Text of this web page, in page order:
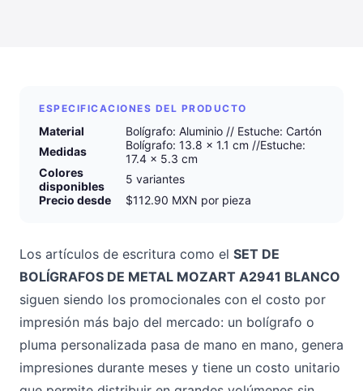
ESPECIFICACIONES DEL PRODUCTO
Material
Bolígrafo: Aluminio // Estuche: Cartón
Medidas
Bolígrafo: 13.8 x 1.1 cm //Estuche:
17.4 x 5.3 cm
Colores
disponibles
5 variantes
Precio desde
$112.90 MXN por pieza
Los artículos de escritura como el SET DE
BOLÍGRAFOS DE METAL MOZART A2941 BLANCO
siguen siendo los promocionales con el costo por
impresión más bajo del mercado: un bolígrafo o
pluma personalizada pasa de mano en mano, genera
impresiones durante meses y tiene un costo unitario